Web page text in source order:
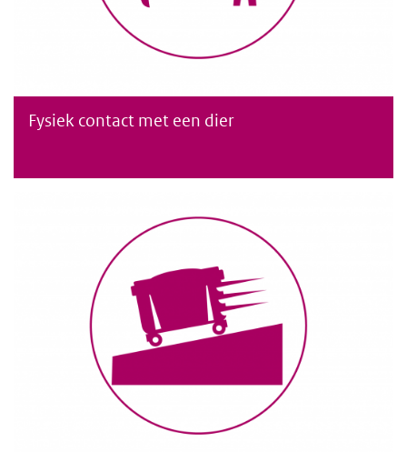
Fysiek contact met een dier
Fysiek contact met een dier